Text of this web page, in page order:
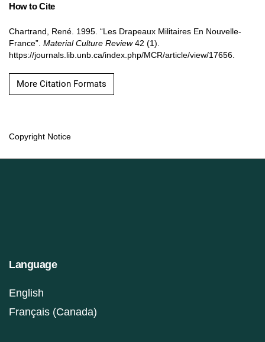
How to Cite
Chartrand, René. 1995. “Les Drapeaux Militaires En Nouvelle-
France”. Material Culture Review42 (1).
https://journals.lib.unb.ca/index.php/MCR/article/view/17656.
More Citation Formats
Copyright Notice
Language
English
Français (Canada)